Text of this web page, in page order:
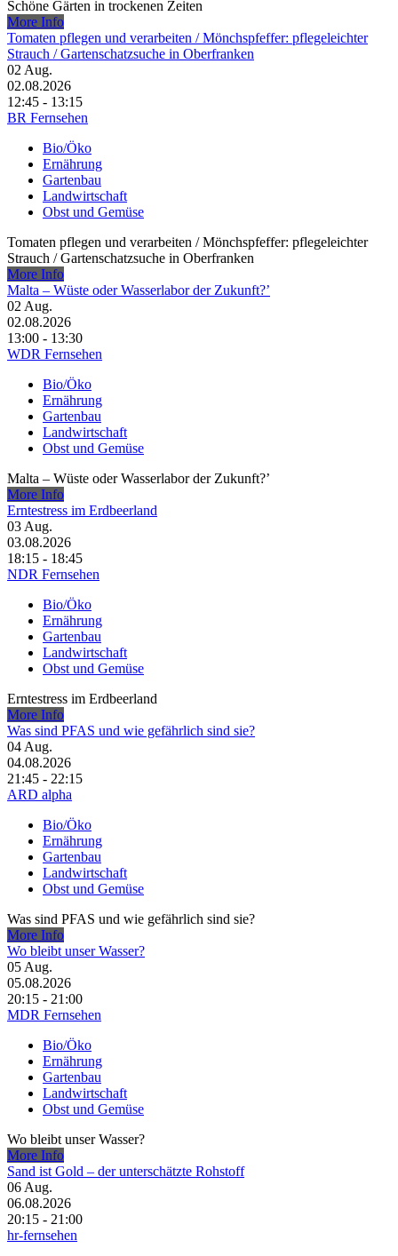
Schöne Gärten in trockenen Zeiten
More Info
Tomaten pflegen und verarbeiten /​ Mönchspfeffer: pflegeleichter
Strauch /​ Gartenschatzsuche in Oberfranken
02 Aug.
02.08.2026
12:45 - 13:15
BR Fernsehen
Bio/Öko
Ernährung
Gartenbau
Landwirtschaft
Obst und Gemüse
Tomaten pflegen und verarbeiten /​ Mönchspfeffer: pflegeleichter
Strauch /​ Gartenschatzsuche in Oberfranken
More Info
Malta – Wüste oder Wasserlabor der Zukunft?’
02 Aug.
02.08.2026
13:00 - 13:30
WDR Fernsehen
Bio/Öko
Ernährung
Gartenbau
Landwirtschaft
Obst und Gemüse
Malta – Wüste oder Wasserlabor der Zukunft?’
More Info
Erntestress im Erdbeerland
03 Aug.
03.08.2026
18:15 - 18:45
NDR Fernsehen
Bio/Öko
Ernährung
Gartenbau
Landwirtschaft
Obst und Gemüse
Erntestress im Erdbeerland
More Info
Was sind PFAS und wie gefährlich sind sie?
04 Aug.
04.08.2026
21:45 - 22:15
ARD alpha
Bio/Öko
Ernährung
Gartenbau
Landwirtschaft
Obst und Gemüse
Was sind PFAS und wie gefährlich sind sie?
More Info
Wo bleibt unser Wasser?
05 Aug.
05.08.2026
20:15 - 21:00
MDR Fernsehen
Bio/Öko
Ernährung
Gartenbau
Landwirtschaft
Obst und Gemüse
Wo bleibt unser Wasser?
More Info
Sand ist Gold – der unterschätzte Rohstoff
06 Aug.
06.08.2026
20:15 - 21:00
hr-fernsehen